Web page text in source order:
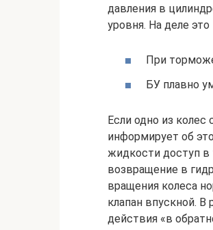
давления в
уровня. На деле
При
БУ плавно
Если одно из
информирует об
жидкости доступ в
возвращение в
вращения колеса
клапан впускной. В
действия «в